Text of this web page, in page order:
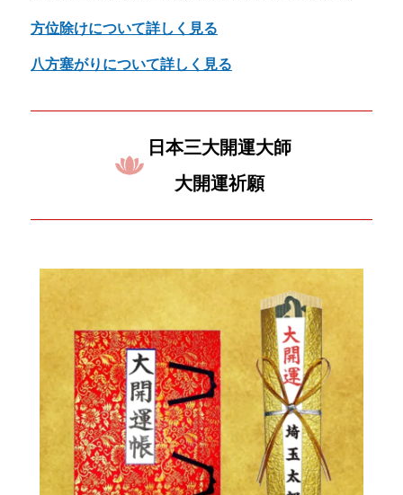
方位除けについて詳しく見る
八方塞がりについて詳しく見る
日本三大開運大師
大開運祈願